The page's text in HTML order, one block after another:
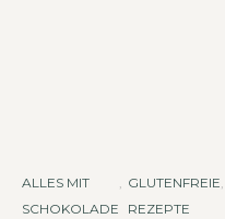
ALLES MIT
SCHOKOLADE
, GLUTENFREIE
REZEPTE
,